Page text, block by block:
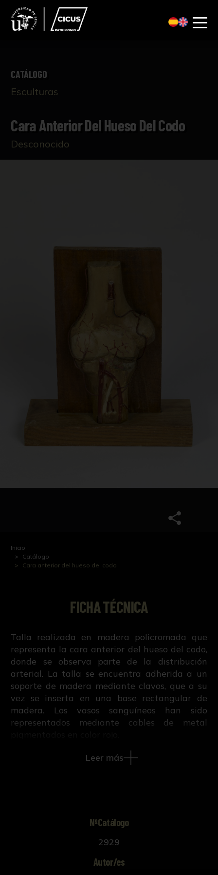
CATÁLOGO
Esculturas
Cara Anterior Del Hueso Del Codo
Desconocido
Inicio
Catálogo
Cara anterior del hueso del codo
FICHA TÉCNICA
Talla realizada en madera policromada que
representa la cara anterior del hueso del codo,
donde se observa parte de la distribución
arterial. La talla se encuentra adherida a un
soporte de madera mediante clavos, que a su
vez se inserta en una base rectangular de
madera. Los vasos sanguíneos han sido
representados mediante cables de metal
Leer más
NºCatálogo
2929
Autor/es